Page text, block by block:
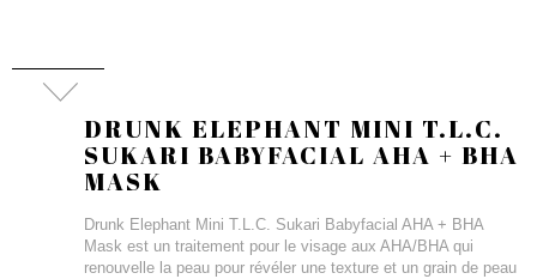
DRUNK ELEPHANT MINI T.L.C.
SUKARI BABYFACIAL AHA + BHA
MASK
Drunk Elephant Mini T.L.C. Sukari Babyfacial AHA + BHA
Mask est un traitement pour le visage aux AHA/BHA qui
renouvelle la peau pour révéler une texture et un grain de peau